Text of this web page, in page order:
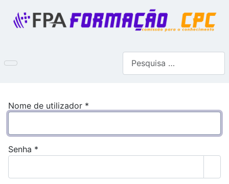
Nome de utilizador *
Senha *